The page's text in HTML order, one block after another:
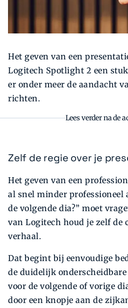
Het geven van een
Logitech Spotlight 2 een
er onder meer de aandacht
richten.
Lees verder na de
Zelf de regie over je
Het geven van een
al snel minder professioneel
de volgende dia?” moet
van Logitech houd je zelf de
verhaal.
Dat begint bij eenvoudige
de duidelijk
voor de volgende of vorige
door een knopje aan de